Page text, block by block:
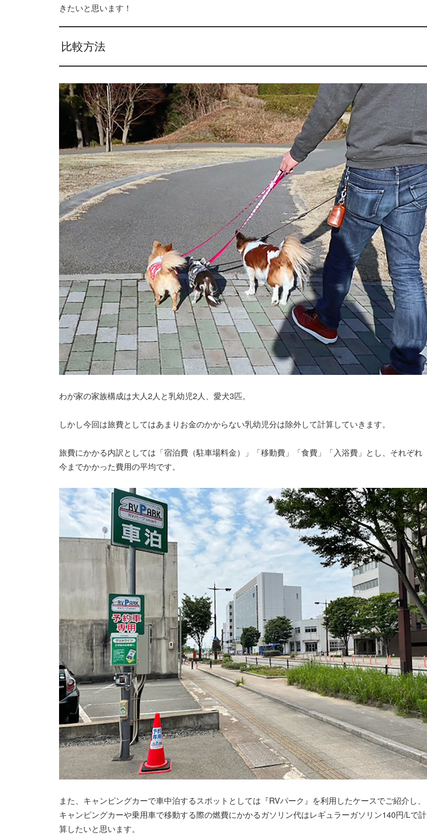
きたいと思います！
比較方法
わが家の家族構成は大人2人と乳幼児2人、愛犬3匹。
しかし今回は旅費としてはあまりお金のかからない乳幼児分は除外して計算していきます。
旅費にかかる内訳としては「宿泊費（駐車場料金）」「移動費」「食費」「入浴費」とし、それぞれ
今までかかった費用の平均です。
また、キャンピングカーで車中泊するスポットとしては『RVパーク』を利用したケースでご紹介し、
キャンピングカーや乗用車で移動する際の燃費にかかるガソリン代はレギュラーガソリン140円/Lで計
算したいと思います。